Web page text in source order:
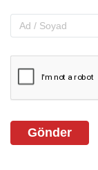
Gönder